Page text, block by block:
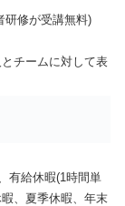
研修が受講無料)
チームに対して表
有給休暇(1時間単
、夏季休暇、年末